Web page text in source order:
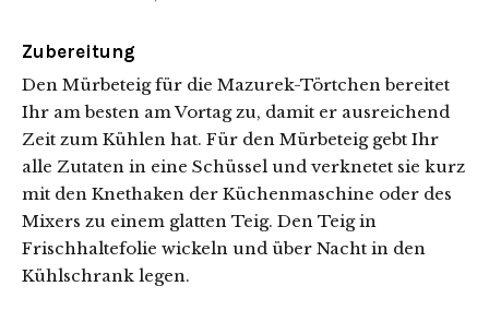
Zubereitung
Den Mürbeteig für die Mazurek-Törtchen bereitet
Ihr am besten am Vortag zu, damit er ausreichend
Zeit zum Kühlen hat. Für den Mürbeteig gebt Ihr
alle Zutaten in eine Schüssel und verknetet sie kurz
mit den Knethaken der Küchenmaschine oder des
Mixers zu einem glatten Teig. Den Teig in
Frischhaltefolie wickeln und über Nacht in den
Kühlschrank legen.